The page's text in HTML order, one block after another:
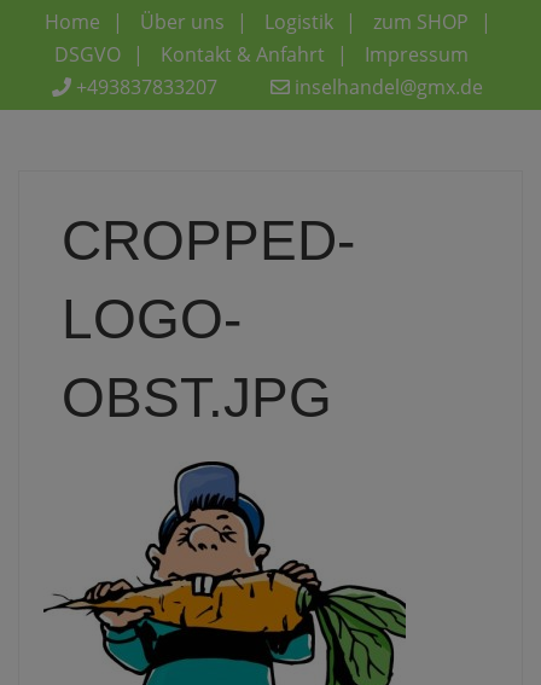
Home Über uns Logistik
zum SHOP
DSGVO
Kontakt & Anfahrt
Impressum
+493837833207
inselhandel@gmx.de
CROPPED-
LOGO-
OBST.JPG